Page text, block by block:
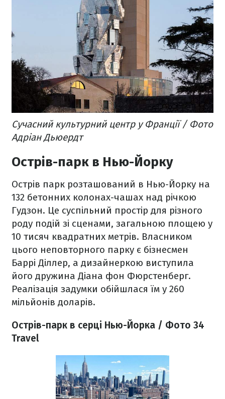
Сучасний культурний центр у Франції / Фото
Адріан Дьюердт
Острів-парк в Нью-Йорку
Острів парк розташований в Нью-Йорку на
132 бетонних колонах-чашах над річкою
Гудзон. Це суспільний простір для різного
роду подій зі сценами, загальною площею у
10 тисяч квадратних метрів. Власником
цього неповторного парку є бізнесмен
Баррі Діллер, а дизайнеркою виступила
його дружина Діана фон Фюрстенберг.
Реалізація задумки обійшлася їм у 260
мільйонів доларів.
Острів-парк в серці Нью-Йорка / Фото 34
Travel